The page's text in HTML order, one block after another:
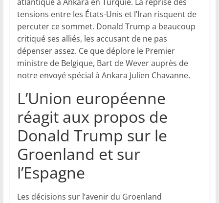
tensions entre les États-Unis et l’Iran risquent de
percuter ce sommet. Donald Trump a beaucoup
critiqué ses alliés, les accusant de ne pas
dépenser assez. Ce que déplore le Premier
ministre de Belgique, Bart de Wever auprès de
notre envoyé spécial à Ankara Julien Chavanne.
L’Union européenne
réagit aux propos de
Donald Trump sur le
Groenland et sur
l’Espagne
Les décisions sur l’avenir du Groenland